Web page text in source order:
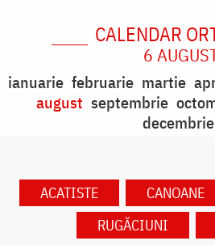
CALENDAR
6
ianuarie februarie martie
august septembrie
decembrie
ACATISTE CANOANE
RUGĂCIUNI